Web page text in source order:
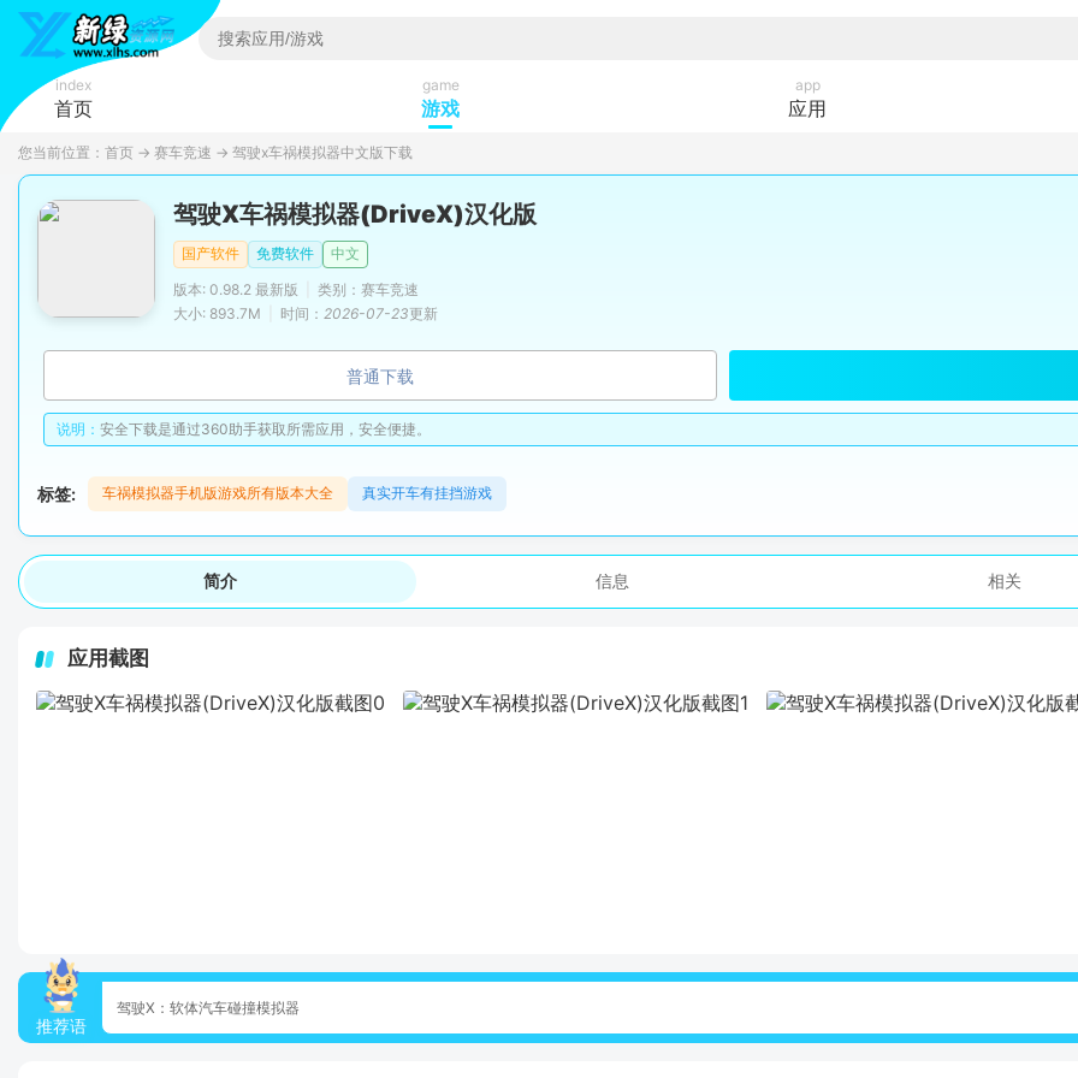
index
首页
game
游戏
app
应用
您当前位置： 首页 → 赛车竞速 → 驾驶x车祸模拟器中文版下载
驾驶X车祸模拟器(DriveX)汉化版
国产软件 免费软件
中文
版本: 0.98.2 最新版
类别：赛车竞速
大小: 893.7M
时间： 2026-07-23更新
普通下载
说明： 安全下载是通过360助手获取所需应用，安全便捷。
标签: 车祸模拟器手机版游戏所有版本大全 真实开车有挂挡游戏
简介 信息 相关
应用截图
推荐语
驾驶X：软体汽车碰撞模拟器